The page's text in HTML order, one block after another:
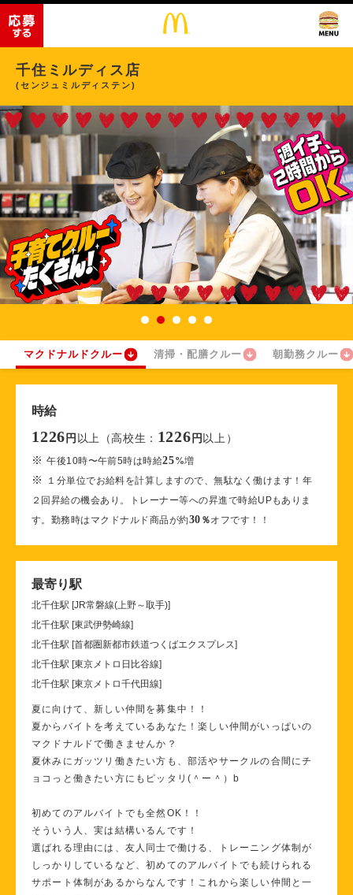
千住ミルディス店
(センジュミルディステン)
マクドナルドクルー 清掃・配膳クルー 朝勤務クルー
時給
1226 円 以上（高校生： 1226 円 以上）
※午後10時〜午前5時は時給25%増
※
１分単位でお給料を計算しますので、無駄なく働けます！年
２回昇給の機会あり。トレーナー等への昇進で時給UPもありま
す。勤務時はマクドナルド商品が約30 ％オフです！！
最寄り駅
北千住駅 [JR常磐線(上野～取手)]
北千住駅 [東武伊勢崎線]
北千住駅 [首都圏新都市鉄道つくばエクスプレス]
北千住駅 [東京メトロ日比谷線]
北千住駅 [東京メトロ千代田線]
夏に向けて、新しい仲間を募集中！！
夏からバイトを考えているあなた！楽しい仲間がいっぱいの
マクドナルドで働きませんか？
夏休みにガッツリ働きたい方も、部活やサークルの合間にチ
ョコっと働きたい方にもピッタリ(＾ー＾）b
初めてのアルバイトでも全然OK！！
そういう人、実は結構いるんです！
選ばれる理由には、友人同士で働ける、トレーニング体制が
しっかりしているなど、初めてのアルバイトでも続けられる
サポート体制があるからなんです！これから楽しい仲間と一